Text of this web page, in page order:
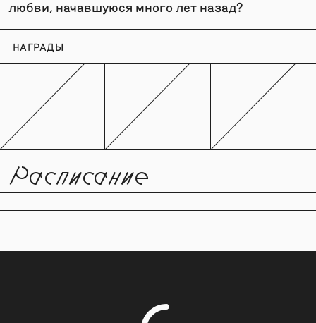
любви, начавшуюся много лет назад?
НАГРАДЫ
Расписание